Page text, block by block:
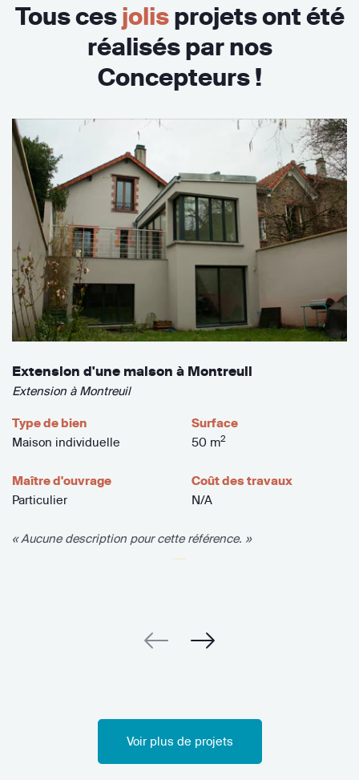
Tous cesjolisprojets ont été
réalisés par nos
Concepteurs !
Extension d'une maison à Montreuil
Extension à Montreuil
Type de bien
Maison individuelle
Surface
50 m2
Maître d'ouvrage
Particulier
Coût des travaux
N/A
« Aucune description pour cette référence. »
Voir plus de projets